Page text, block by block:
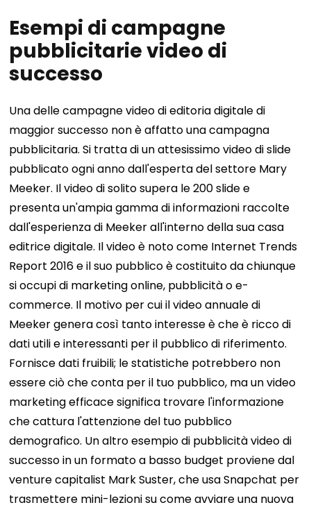
Esempi di campagne
pubblicitarie video di
successo
Una delle campagne video di editoria digitale di
maggior successo non è affatto una campagna
pubblicitaria. Si tratta di un attesissimo video di slide
pubblicato ogni anno dall'esperta del settore Mary
Meeker. Il video di solito supera le 200 slide e
presenta un'ampia gamma di informazioni raccolte
dall'esperienza di Meeker all'interno della sua casa
editrice digitale. Il video è noto come Internet Trends
Report 2016 e il suo pubblico è costituito da chiunque
si occupi di marketing online, pubblicità o e-
commerce. Il motivo per cui il video annuale di
Meeker genera così tanto interesse è che è ricco di
dati utili e interessanti per il pubblico di riferimento.
Fornisce dati fruibili; le statistiche potrebbero non
essere ciò che conta per il tuo pubblico, ma un video
marketing efficace significa trovare l'informazione
che cattura l'attenzione del tuo pubblico
demografico. Un altro esempio di pubblicità video di
successo in un formato a basso budget proviene dal
venture capitalist Mark Suster, che usa Snapchat per
trasmettere mini-lezioni su come avviare una nuova